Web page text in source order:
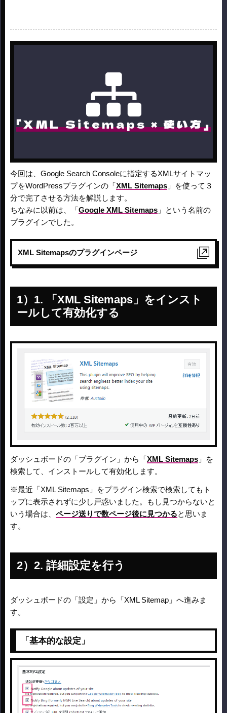
「XML Sitemaps × 使い方」
今回は、Google Search Consoleに指定するXMLサイトマッ
プをWordPressプラグインの「XML Sitemaps 」を使って３
分で完了させる方法を解説します。
ちなみに以前は、「Google XML Sitemaps 」という名前の
プラグインでした。
XML Sitemapsのプラグインページ
1. 「XML Sitemaps」をインスト
ールして有効化する
ダッシュボードの「プラグイン」から「XML Sitemaps 」を
検索して、インストールして有効化します。
※最近「XML Sitemaps」をプラグイン検索で検索してもト
ップに表示されずに少し戸惑いました。もし見つからないと
いう場合は、 ページ送りで数ページ後に見つかると思いま
す。
2. 詳細設定を行う
ダッシュボードの「設定」から「XML Sitemap」へ進みま
す。
「基本的な設定」